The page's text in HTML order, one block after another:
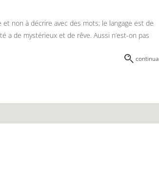
et non à décrire avec des mots; le langage est de
a de mystérieux et de rêve. Aussi n’est-on pas
continua